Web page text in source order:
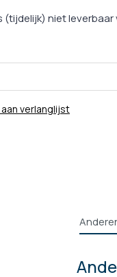
(tijdelijk) niet leverbaar
verlanglijst